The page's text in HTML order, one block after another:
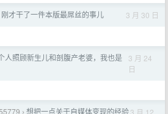
刚才干了一件本版最屌丝的事儿 3 月 30 日
人照顾新生儿和剖腹产老婆，我也是
3 月 24
日
› 想把一点关于自媒体变现的经验3 月 12